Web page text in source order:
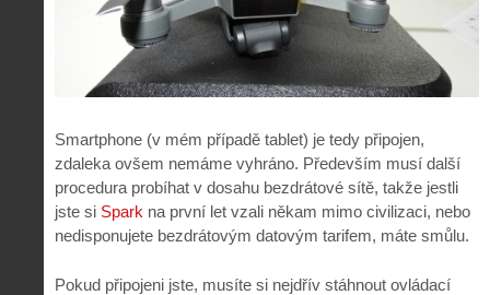
Smartphone (v mém případě tablet) je tedy připojen,
zdaleka ovšem nemáme vyhráno. Především musí další
procedura probíhat v dosahu bezdrátové sítě, takže jestli
jste si Spark na první let vzali někam mimo civilizaci, nebo
nedisponujete bezdrátovým datovým tarifem, máte smůlu.
Pokud připojeni jste, musíte si nejdřív stáhnout ovládací